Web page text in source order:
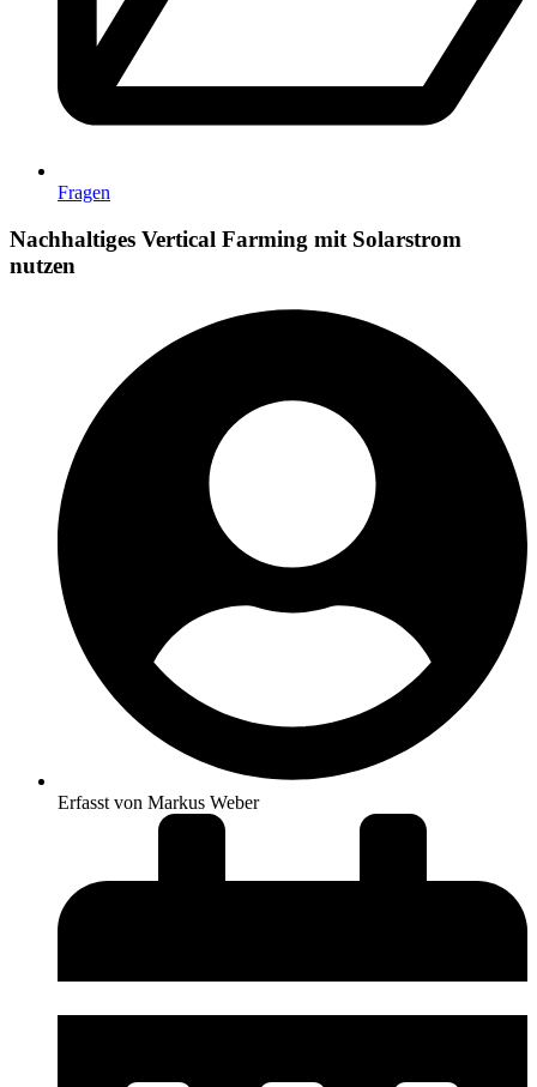
Fragen
Nachhaltiges Vertical Farming mit Solarstrom
nutzen
Erfasst von Markus Weber